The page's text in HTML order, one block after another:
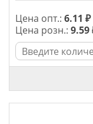
Цена опт.: 6.11 ₽
Цена розн.: 9.59